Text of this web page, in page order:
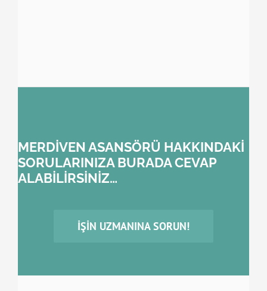
MERDİVEN ASANSÖRÜ HAKKINDAKİ
SORULARINIZA BURADA CEVAP
ALABİLİRSİNİZ…
İŞIN UZMANINA SORUN!